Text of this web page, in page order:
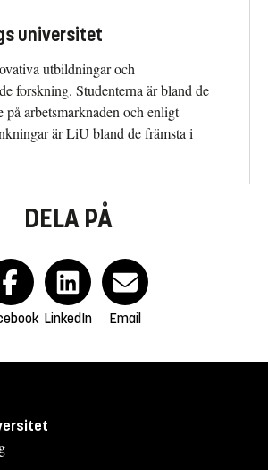
universitet
utbildningar och
forskning. Studenterna är bland de
på arbetsmarknaden och enligt
är LiU bland de främsta i
DELA PÅ
LinkedIn Email